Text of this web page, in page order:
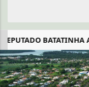
BATATINHA
EM ALTA